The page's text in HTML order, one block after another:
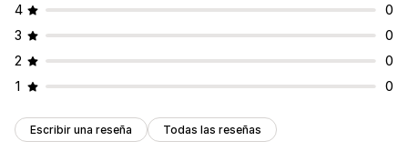
4
0
3
0
2
0
1
0
Escribir una reseña Todas las reseñas